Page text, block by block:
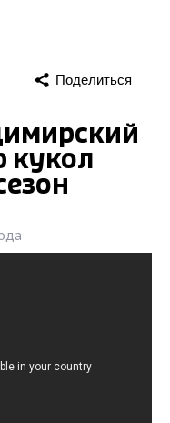
Поделиться
кукол